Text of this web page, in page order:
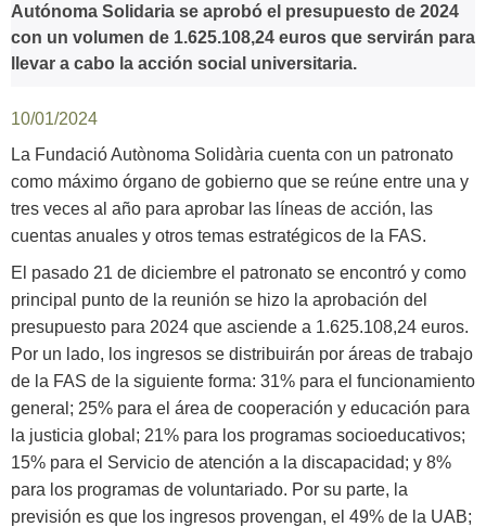
Autónoma Solidaria se aprobó el presupuesto de 2024
con un volumen de 1.625.108,24 euros que servirán para
llevar a cabo la acción social universitaria.
10/01/2024
La Fundació Autònoma Solidària cuenta con un patronato
como máximo órgano de gobierno que se reúne entre una y
tres veces al año para aprobar las líneas de acción, las
cuentas anuales y otros temas estratégicos de la FAS.
El pasado 21 de diciembre el patronato se encontró y como
principal punto de la reunión se hizo la aprobación del
presupuesto para 2024 que asciende a 1.625.108,24 euros.
Por un lado, los ingresos se distribuirán por áreas de trabajo
de la FAS de la siguiente forma: 31% para el funcionamiento
general; 25% para el área de cooperación y educación para
la justicia global; 21% para los programas socioeducativos;
15% para el Servicio de atención a la discapacidad; y 8%
para los programas de voluntariado. Por su parte, la
previsión es que los ingresos provengan, el 49% de la UAB;